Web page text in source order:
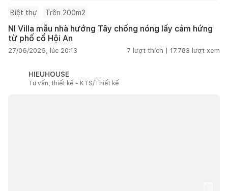
Biệt thự Trên 200m2
NI Villa mẫu nhà hướng Tây chống nóng lấy cảm hứng
từ phố cổ Hội An
27/06/2026, lúc 20:13 7 lượt thích | 17.783 lượt xem
HIEUHOUSE
Tư vấn, thiết kế - KTS/Thiết kế